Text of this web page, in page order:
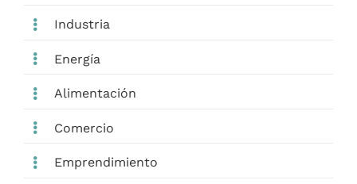
Industria
Energía
Alimentación
Comercio
Emprendimiento